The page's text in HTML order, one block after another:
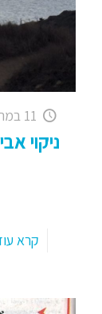
11 במרץ 2026
ניקוי
קרא